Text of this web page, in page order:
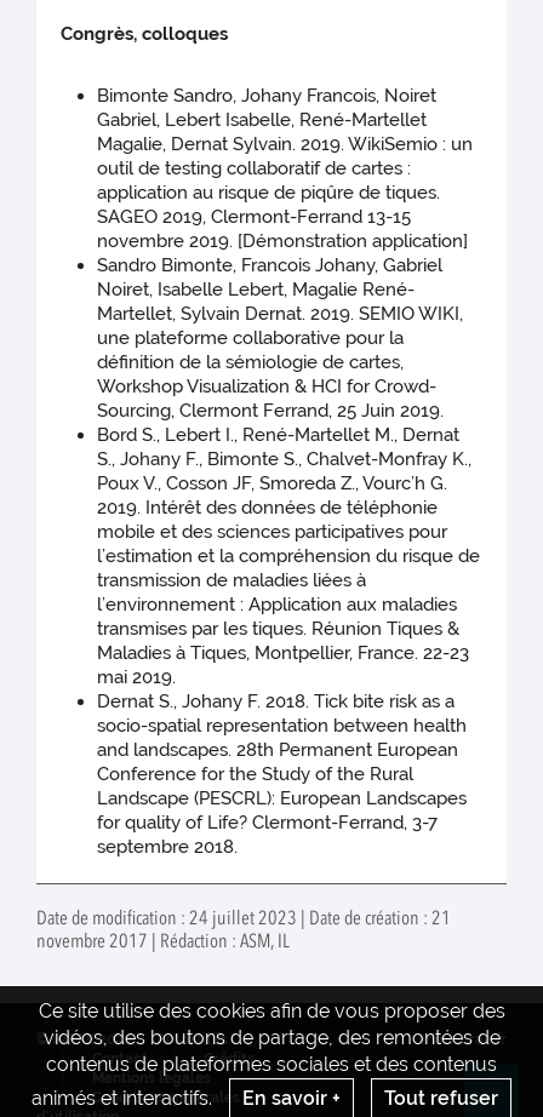
Congrès, colloques
Bimonte Sandro, Johany Francois, Noiret
Gabriel, Lebert Isabelle, René-Martellet
Magalie, Dernat Sylvain. 2019. WikiSemio : un
outil de testing collaboratif de cartes :
application au risque de piqûre de tiques.
SAGEO 2019, Clermont-Ferrand 13-15
novembre 2019. [Démonstration application]
Sandro Bimonte, Francois Johany, Gabriel
Noiret, Isabelle Lebert, Magalie René-
Martellet, Sylvain Dernat. 2019. SEMIO WIKI,
une plateforme collaborative pour la
définition de la sémiologie de cartes,
Workshop Visualization & HCI for Crowd-
Sourcing, Clermont Ferrand, 25 Juin 2019.
Bord S., Lebert I., René-Martellet M., Dernat
S., Johany F., Bimonte S., Chalvet-Monfray K.,
Poux V., Cosson JF, Smoreda Z., Vourc’h G.
2019. Intérêt des données de téléphonie
mobile et des sciences participatives pour
l’estimation et la compréhension du risque de
transmission de maladies liées à
l’environnement : Application aux maladies
transmises par les tiques. Réunion Tiques &
Maladies à Tiques, Montpellier, France. 22-23
mai 2019.
Dernat S., Johany F. 2018. Tick bite risk as a
socio-spatial representation between health
and landscapes. 28th Permanent European
Conference for the Study of the Rural
Landscape (PESCRL): European Landscapes
for quality of Life? Clermont-Ferrand, 3-7
septembre 2018.
Date de modification : 24 juillet 2023 | Date de création : 21
novembre 2017 | Rédaction : ASM, IL
Ce site utilise des cookies afin de vous proposer des
vidéos, des boutons de partage, des remontées de
contenus de plateformes sociales et des contenus
animés et interactifs.
En savoir + Tout refuser
© INRAE 2022
Actualités
Contact
Crédits
Mentions legales
Conditions générales
www.inrae.fr